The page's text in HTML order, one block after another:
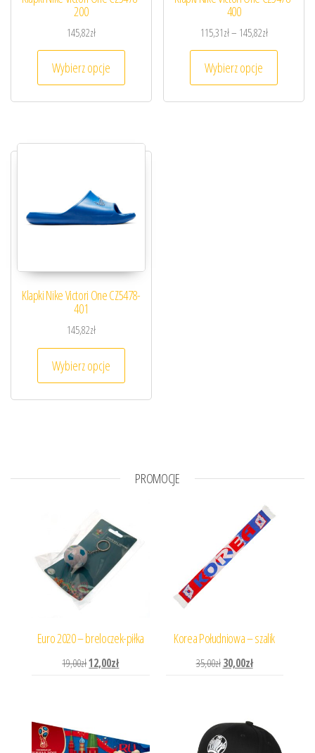
200
145,82zł
Wybierz opcje
Ten produkt ma wiele wariantów. Opcje
400
115,31zł– 145,82złZakres cen:
Wybierz opcje
Ten
Klapki Nike Victori One CZ5478-
401
145,82zł
Wybierz opcje
Ten produkt ma wiele wariantów. Opcje
PROMOCJE
Euro 2020 – breloczek-piłka
19,00złPierwotna cena wynosiła: 19,00zł.
12,00złAktualna cena wynosi: 12,00zł.
Korea Południowa – szalik
35,00zł Pierwotna cena wynosiła:
30,00złAktualna cena